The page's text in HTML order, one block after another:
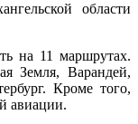
области
на 11 маршрутах.
Земля, Варандей,
Кроме того,
авиации.